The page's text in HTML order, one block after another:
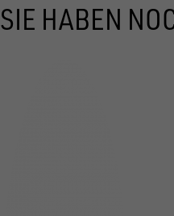
SIE HABEN